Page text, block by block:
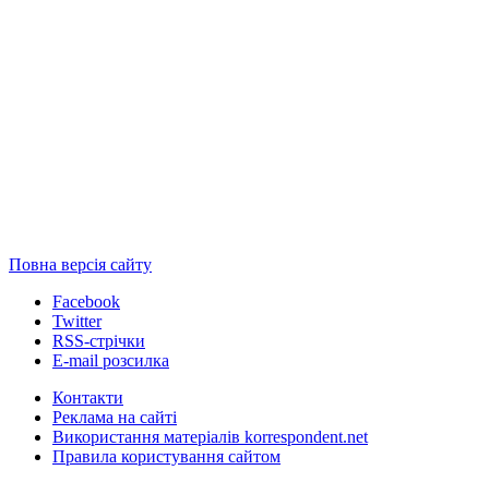
Повна версія сайту
Facebook
Twitter
RSS-стрічки
E-mail розсилка
Контакти
Реклама на сайті
Використання матеріалів korrespondent.net
Правила користування сайтом